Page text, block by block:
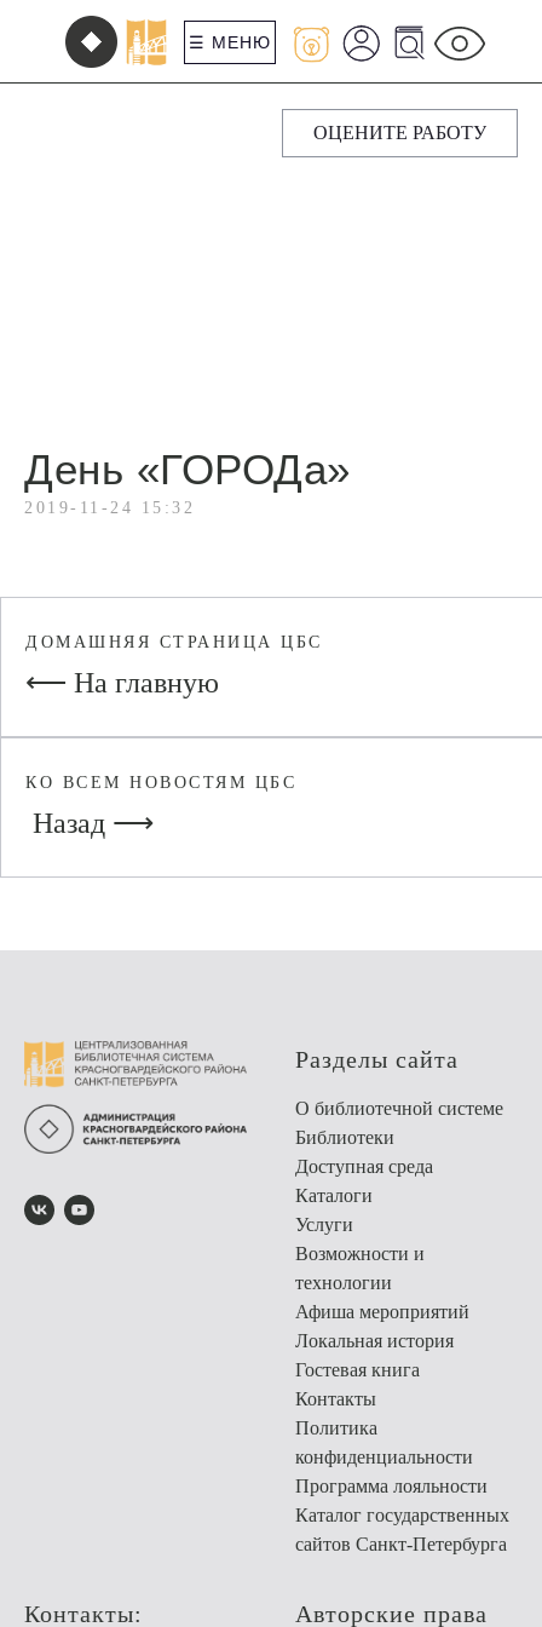
☰ МЕНЮ
ОЦЕНИТЕ РАБОТУ
День «ГОРОДа»
2019-11-24 15:32
ДОМАШНЯЯ СТРАНИЦА ЦБС
⟵ На главную
КО ВСЕМ НОВОСТЯМ ЦБС
Назад ⟶
Разделы сайта
О библиотечной системе
Библиотеки
Доступная среда
Каталоги
Услуги
Возможности и
технологии
Афиша мероприятий
Локальная история
Гостевая книга
Контакты
Политика
конфиденциальности
Программа лояльности
Каталог государственных
сайтов Санкт-Петербурга
Контакты: Авторские права